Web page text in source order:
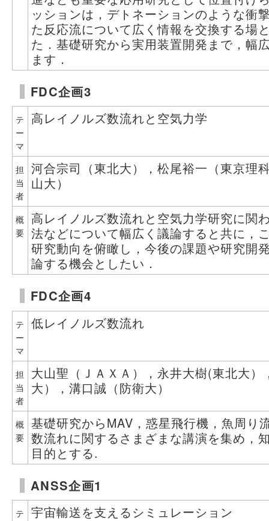
ッションは，デトネーションのような衝
た反応流について広く情報を交換する場
た．基礎研究から実用装置開発まで，幅
ます．
FDC企画3
テ
ー
マ
高レイノルズ数流れと空気力学
担
当
者
河合宗司（東北大），松尾裕一（東京理
山大）
概
要
高レイノルズ数流れと空気力学研究に関
法などについて幅広く議論すると共に，
研究動向を俯瞰し，今後の課題や研究開
論する機会としたい．
FDC企画4
テ
ー
マ
低レイノルズ数流れ
担
当
者
大山聖（ＪＡＸＡ），永井大樹(東北大）
大），溝口誠（防衛大）
概
要
基礎研究からMAV，惑星飛行機，魚周り
数流れに関するさまざまな講演を集め，
目的とする.
ANSS企画1
テ
宇宙輸送を支えるシミュレーション